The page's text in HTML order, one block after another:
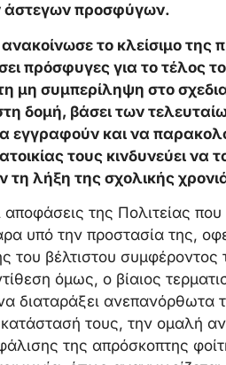
άστεγων προσφύγων.
το κλείσιμο της
πρόσφυγες για το τέλος
μη συμπερίληψη στο
δομή, βάσει των
εγγραφούν και να
τους κινδυνεύει να
τη λήξη της σχολικής
αποφάσεις της Πολιτείας
υπό την προστασία της,
του βέλτιστου
όμως, ο βίαιος
διαταράξει ανεπανόρθωτα
τους, την ομαλή
της απρόσκοπτης